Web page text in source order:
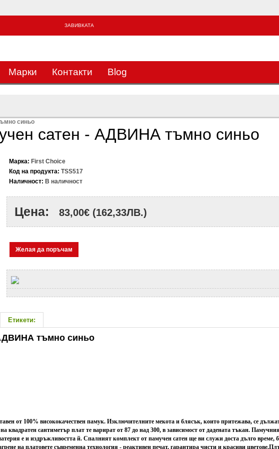
ЗАВИВКАТА
Mарки Контакти Blog
синьо
сатен - АДВИНА тъмно синьо
Марка: First Choice
Код на продукта: TSS517
Наличност: В наличност
Цена: 83,00€ (162,33ЛВ.)
Желая да поръчам
Етикети:
тъмно синьо
от 100% висококачествен памук. Изключителните мекота и блясък, които притежава, се
квадратен сантиметър плат те варират от 87 до над 300, в зависимост от дадената тъкан.
е и издръжливостта й. Спалният комплект от памучен сатен ще ви служи доста дълго време,
на платовете съвременна технология - реактивен печат, гарантира чисти и красиви цветове.